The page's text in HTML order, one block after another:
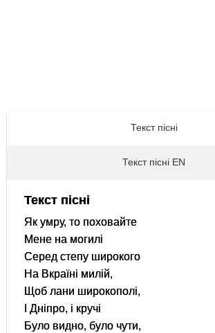
Текст пісні
Текст пісні EN
Текст пісні
Як умру, то поховайте
Мене на могилі
Серед степу широкого
На Вкраїні милій,
Щоб лани широкополі,
І Дніпро, і кручі
Було видно, було чути,